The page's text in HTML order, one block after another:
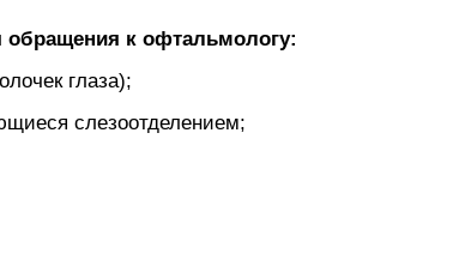
к офтальмологу:
глаза);
слезоотделением;